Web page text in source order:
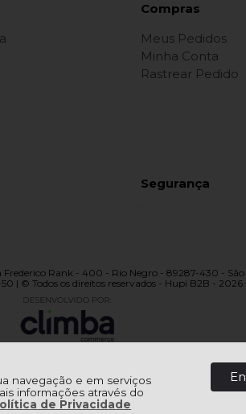
navegação e em serviços
informações através do
de Privacidade
Compras
Meus Pedidos
Minha Conta
Rastrear Pedido
Segurança
Rank - 400 - Rio Negro - 89287-430 - São
| © Todos os direitos reservados - Hupi B2B - 2026